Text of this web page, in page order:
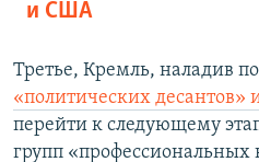
и США
Третье, Кремль, наладив
«политических десантов»
перейти к следующему
групп